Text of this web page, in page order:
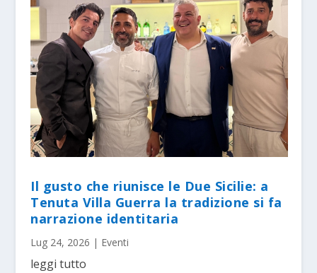
Il gusto che riunisce le Due Sicilie: a
Tenuta Villa Guerra la tradizione si fa
narrazione identitaria
Lug 24, 2026 | Eventi
leggi tutto